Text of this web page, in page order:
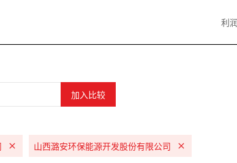
利润
山西潞安环保能源开发股份有限公司